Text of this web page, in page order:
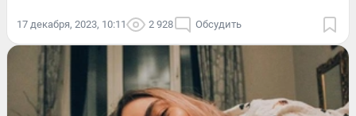
17 декабря, 2023, 10:11 2 928 Обсудить